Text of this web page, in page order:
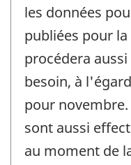
les données
publiées pour
procédera
besoin, à
pour
sont aussi
au moment de